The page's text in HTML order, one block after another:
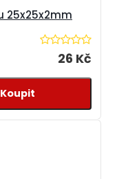
25x25x2mm
26 Kč